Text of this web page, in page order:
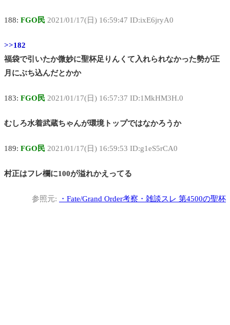
188: FGO民 2021/01/17(日) 16:59:47 ID:ixE6jryA0
>>182
福袋で引いたか微妙に聖杯足りんくて入れられなかった勢が正
月にぶち込んだとかか
183: FGO民 2021/01/17(日) 16:57:37 ID:1MkHM3H.0
むしろ水着武蔵ちゃんが環境トップではなかろうか
189: FGO民 2021/01/17(日) 16:59:53 ID:g1eS5rCA0
村正はフレ欄に100が溢れかえってる
参照元: ・ Fate/Grand Order考察・雑談スレ 第4500の聖杯